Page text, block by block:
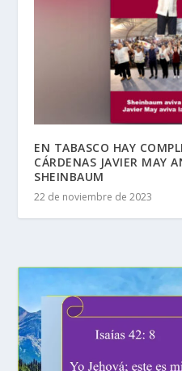
EN TABASCO HAY
CÁRDENAS JAVIER MAY
SHEINBAUM
22 de noviembre de 2023